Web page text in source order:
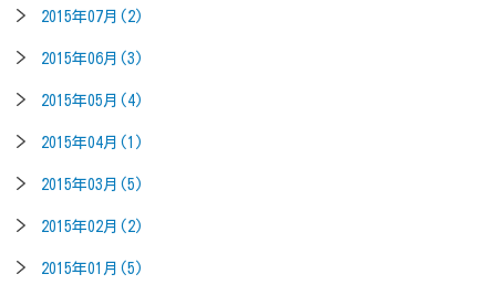
2015年07月(2)
2015年06月(3)
2015年05月(4)
2015年04月(1)
2015年03月(5)
2015年02月(2)
2015年01月(5)